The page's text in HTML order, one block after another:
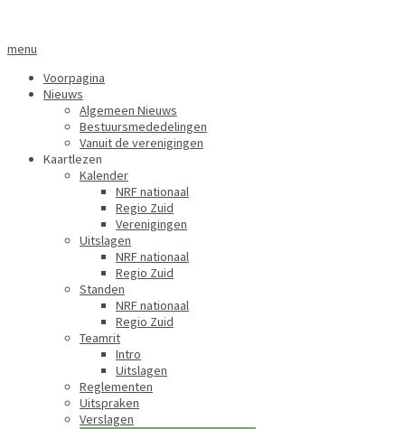
menu
Voorpagina
Nieuws
Algemeen Nieuws
Bestuursmededelingen
Vanuit de verenigingen
Kaartlezen
Kalender
NRF nationaal
Regio Zuid
Verenigingen
Uitslagen
NRF nationaal
Regio Zuid
Standen
NRF nationaal
Regio Zuid
Teamrit
Intro
Uitslagen
Reglementen
Uitspraken
Verslagen